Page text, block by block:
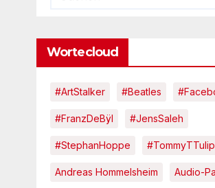
Wortecloud
#ArtStalker #Beatles
#FranzDeBÿl #JensSaleh
#StephanHoppe #TommyTTulip
Andreas Hommelsheim Audio-